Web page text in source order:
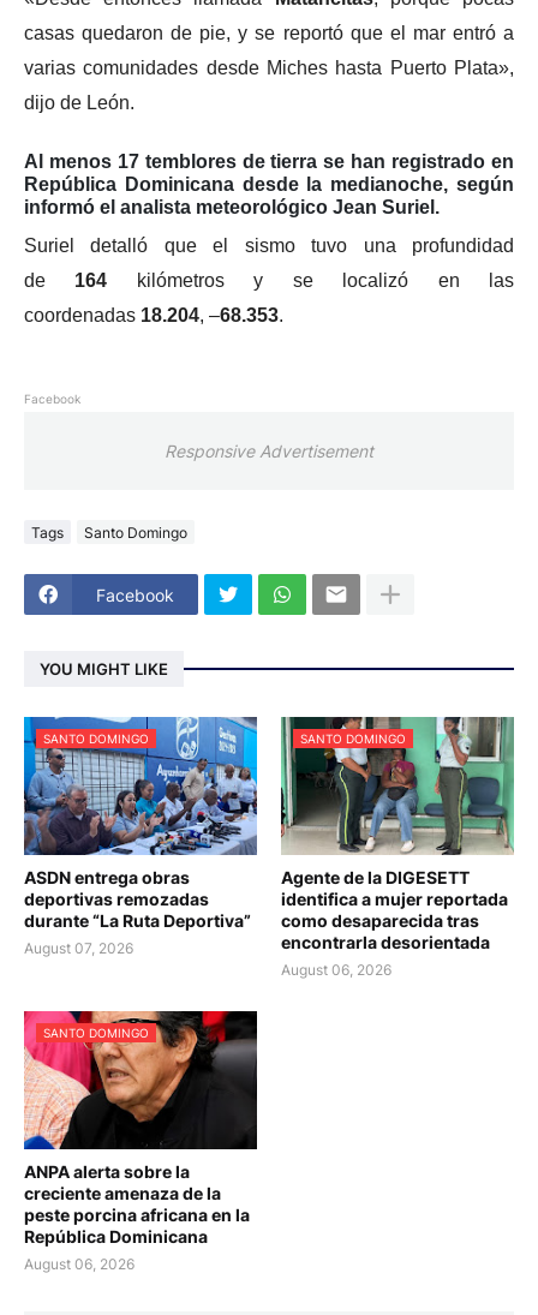
casas quedaron de pie, y se reportó que el mar entró a
varias comunidades desde Miches hasta Puerto Plata»,
dijo de León.
Al menos 17 temblores de tierra se han registrado en
República Dominicana desde la medianoche, según
informó el analista meteorológico Jean Suriel.
Suriel detalló que el sismo tuvo una profundidad
de 164
kilómetros y se localizó en las
coordenadas 18.204, –68.353.
Facebook
Responsive Advertisement
Tags Santo Domingo
Facebook
YOU MIGHT LIKE
SANTO DOMINGO
ASDN entrega obras
deportivas remozadas
durante “La Ruta Deportiva”
August 07, 2026
SANTO DOMINGO
Agente de la DIGESETT
identifica a mujer reportada
como desaparecida tras
encontrarla desorientada
August 06, 2026
SANTO DOMINGO
ANPA alerta sobre la
creciente amenaza de la
peste porcina africana en la
República Dominicana
August 06, 2026